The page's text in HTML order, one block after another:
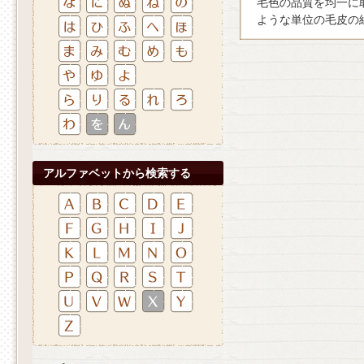
アルファベットから検索する
ような単位の毛皮